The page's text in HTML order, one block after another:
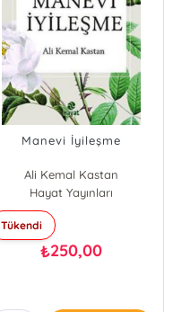
Manevi İyileşme
Ali Kemal Kastan
Hayat Yayınları
Tükendi
₺250,00